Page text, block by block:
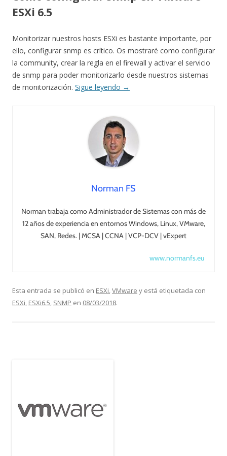
ESXi 6.5
Monitorizar nuestros hosts ESXi es bastante importante, por
ello, configurar snmp es crítico. Os mostraré como configurar
la community, crear la regla en el firewall y activar el servicio
de snmp para poder monitorizarlo desde nuestros sistemas
de monitorización. Sigue leyendo →
Norman FS
Norman trabaja como Administrador de Sistemas con más de
12 años de experiencia en entornos Windows, Linux, VMware,
SAN, Redes. | MCSA | CCNA | VCP-DCV | vExpert
www.normanfs.eu
Esta entrada se publicó en ESXi,VMware y está etiquetada con
ESXi, ESXi6.5, SNMP en 08/03/2018.